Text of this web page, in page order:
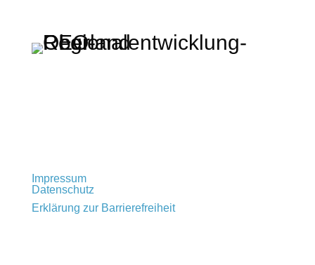
Impressum
Datenschutz
Erklärung zur Barrierefreiheit